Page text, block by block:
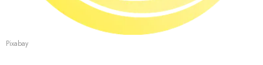
Pixabay